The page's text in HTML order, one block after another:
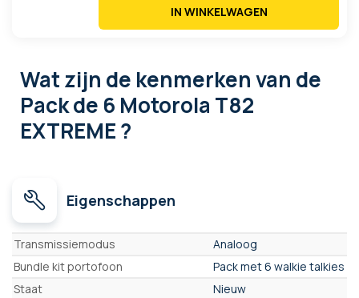
IN WINKELWAGEN
Wat zijn de kenmerkenvan de
Pack de 6 Motorola T82
EXTREME ?
Eigenschappen
Eigenschappen
Transmissiemodus
Analoog
Bundle kit portofoon
Pack met 6 walkie talkies
Staat
Nieuw